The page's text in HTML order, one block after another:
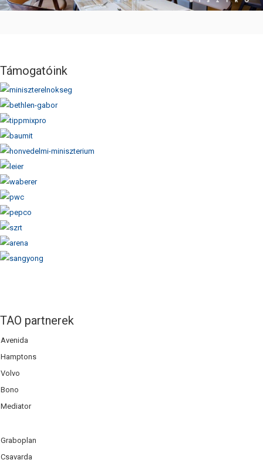
Támogatóink
TAO partnerek
Avenida
Hamptons
Volvo
Bono
Mediator
Graboplan
Csavarda